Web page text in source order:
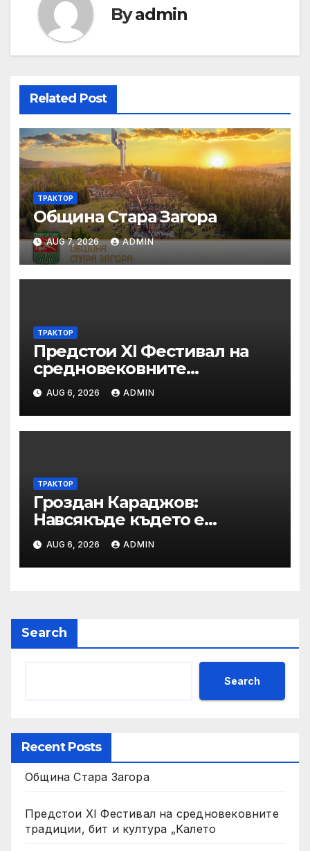
Byadmin
Related Post
ТРАКТОР
Община Стара Загора
AUG 7, 2026 ADMIN
ТРАКТОР
Предстои XI Фестивал на
средновековните
традиции, бит и култура
„Калето
AUG 6, 2026 ADMIN
ТРАКТОР
Гроздан Караджов:
Навсякъде където е
възможна човешка грешка
в железницата, трябва да
има система за вторичен
AUG 6, 2026 ADMIN
Search
Search
Recent Posts
Община Стара Загора
Предстои XI Фестивал на средновековните
традиции, бит и култура „Калето